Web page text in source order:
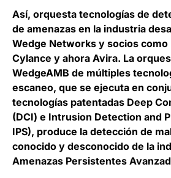
Así, orquesta tecnologías de
de amenazas en la industria
Wedge Networks y socios como
Cylance y ahora Avira. La
WedgeAMB de múltiples
escaneo, que se ejecuta en
tecnologías patentadas Deep
(DCI) e Intrusion Detection and
IPS), produce la detección de
conocido y desconocido de la
Amenazas Persistentes